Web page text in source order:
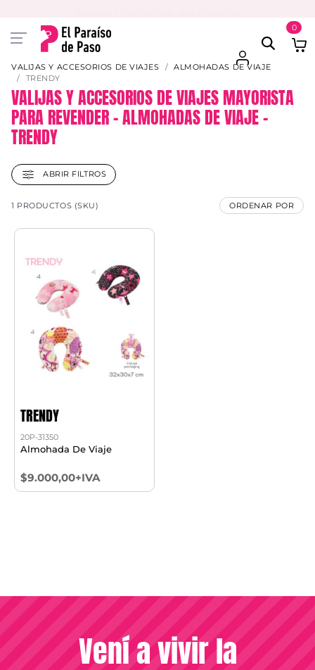
0
VALIJAS Y ACCESORIOS DE VIAJES
ALMOHADAS DE VIAJE
TRENDY
VALIJAS Y ACCESORIOS DE VIAJES MAYORISTA
PARA REVENDER – ALMOHADAS DE VIAJE –
TRENDY
ABRIR FILTROS
1 PRODUCTOS (SKU) ORDENAR POR
TRENDY
20P-31350
Almohada De Viaje
$9.000,00+IVA
Vení a vivir la